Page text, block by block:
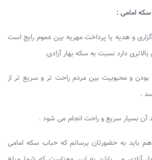
سکه امامی :
و هدیه یا پرداخت مهریه بین عموم رایج است
دارد نسبت به سکه بهار آزادی.
بودن و محبوبیت بین مردم راحت تر و سریع تر از
.
بسیار سریع و راحت انجام می شود .
به حضورتان برسانم که حباب سکه امامی